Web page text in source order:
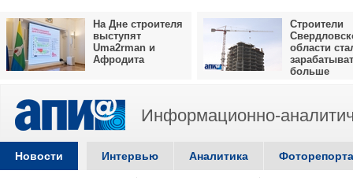
На Дне строителя
выступят
Uma2rman и
Афродита
Строители
области
больше
Информационно-
Новости Интервью Аналитика